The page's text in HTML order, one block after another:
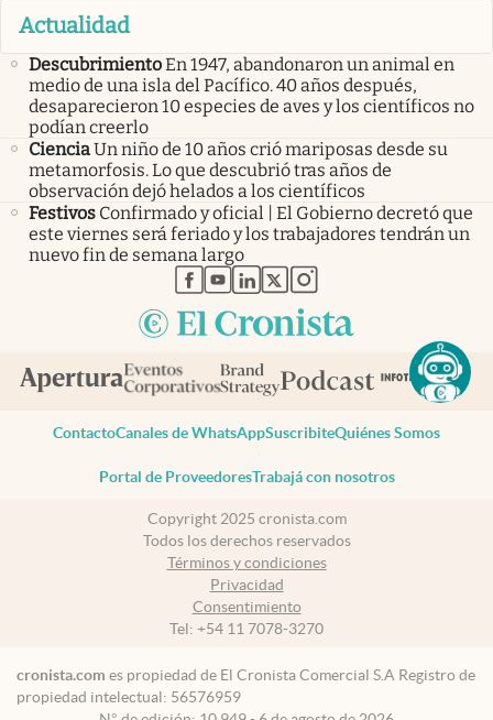
Actualidad
DescubrimientoEn 1947, abandonaron un animal en
medio de una isla del Pacífico. 40 años después,
desaparecieron 10 especies de aves y los científicos no
podían creerlo
CienciaUn niño de 10 años crió mariposas desde su
metamorfosis. Lo que descubrió tras años de
observación dejó helados a los científicos
Festivos Confirmado y oficial | El Gobierno decretó que
este viernes será feriado y los trabajadores tendrán un
nuevo fin de semana largo
abre en nueva pestaña
abre en nueva pestaña
abre en nueva pestaña
abre en nueva pestaña
abre en nueva pestaña
ContactoCanales de WhatsAppSuscribiteQuiénes Somos
Portal de ProveedoresTrabajá con nosotros
Copyright 2025 cronista.com
Todos los derechos reservados
Términos y condiciones
Privacidad
Consentimiento
Tel: +54 11 7078-3270
cronista.com es propiedad de El Cronista Comercial S.A Registro de
propiedad intelectual: 56576959